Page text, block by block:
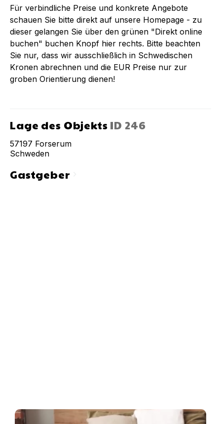
Für verbindliche Preise und konkrete Angebote
schauen Sie bitte direkt auf unsere Homepage - zu
dieser gelangen Sie über den grünen "Direkt online
buchen" buchen Knopf hier rechts. Bitte beachten
Sie nur, dass wir ausschließlich in Schwedischen
Kronen abrechnen und die EUR Preise nur zur
groben Orientierung dienen!
Lage des Objekts ID 246
57197 Forserum
Schweden
Gastgeberchevron_right